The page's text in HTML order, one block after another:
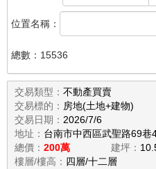
位置名稱：
總數： 15536
交易類型： 不動產買賣
交易標的： 房地(土地+建物)
交易日期： 2026/7/6
地址： 台南市中西區武聖路69
總價： 200萬 建坪：
樓層/樓高： 四層/十二層